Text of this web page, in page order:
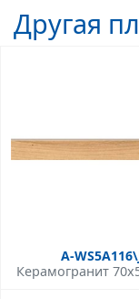
Другая
A-
Керамогранит